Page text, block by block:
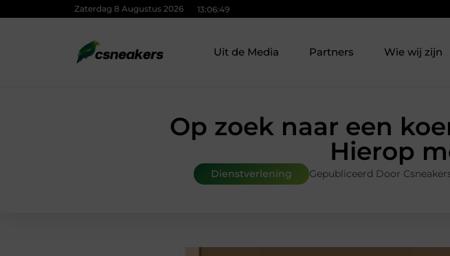
Zaterdag 8 Augustus 2026 13:06:50
Uit de Media Partners Wie wij zijn
Op zoek naar een
Hierop
Dienstverlening Gepubliceerd Door